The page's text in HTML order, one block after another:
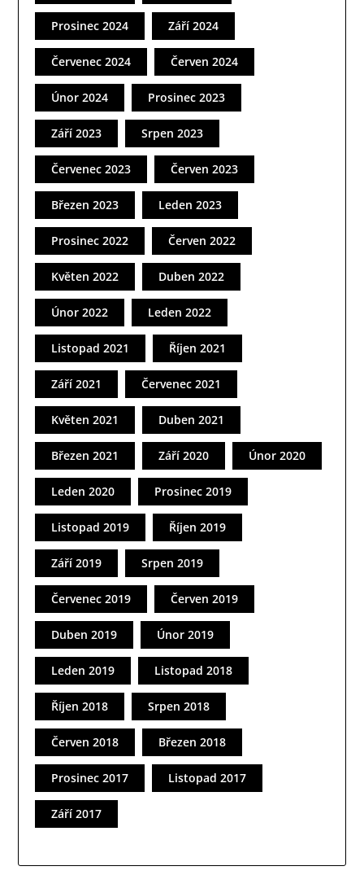
Prosinec 2024 Září 2024
Červenec 2024 Červen 2024
Únor 2024 Prosinec 2023
Září 2023 Srpen 2023
Červenec 2023 Červen 2023
Březen 2023 Leden 2023
Prosinec 2022 Červen 2022
Květen 2022 Duben 2022
Únor 2022 Leden 2022
Listopad 2021 Říjen 2021
Září 2021 Červenec 2021
Květen 2021 Duben 2021
Březen 2021 Září 2020 Únor 2020
Leden 2020 Prosinec 2019
Listopad 2019 Říjen 2019
Září 2019 Srpen 2019
Červenec 2019 Červen 2019
Duben 2019 Únor 2019
Leden 2019 Listopad 2018
Říjen 2018 Srpen 2018
Červen 2018 Březen 2018
Prosinec 2017 Listopad 2017
Září 2017